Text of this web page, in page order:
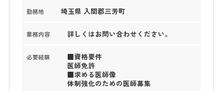
勤務地 埼玉県 入間郡三芳町
業務内容 詳しくはお問い合わせください。
必要経験
■資格要件
医師免許
■求める医師像
体制強化のための医師募集